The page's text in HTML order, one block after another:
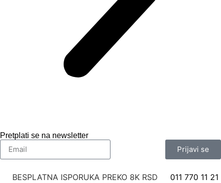
Pretplati se na newsletter
Prijavi se
BESPLATNA ISPORUKA PREKO 8K RSD
011 770 11 21